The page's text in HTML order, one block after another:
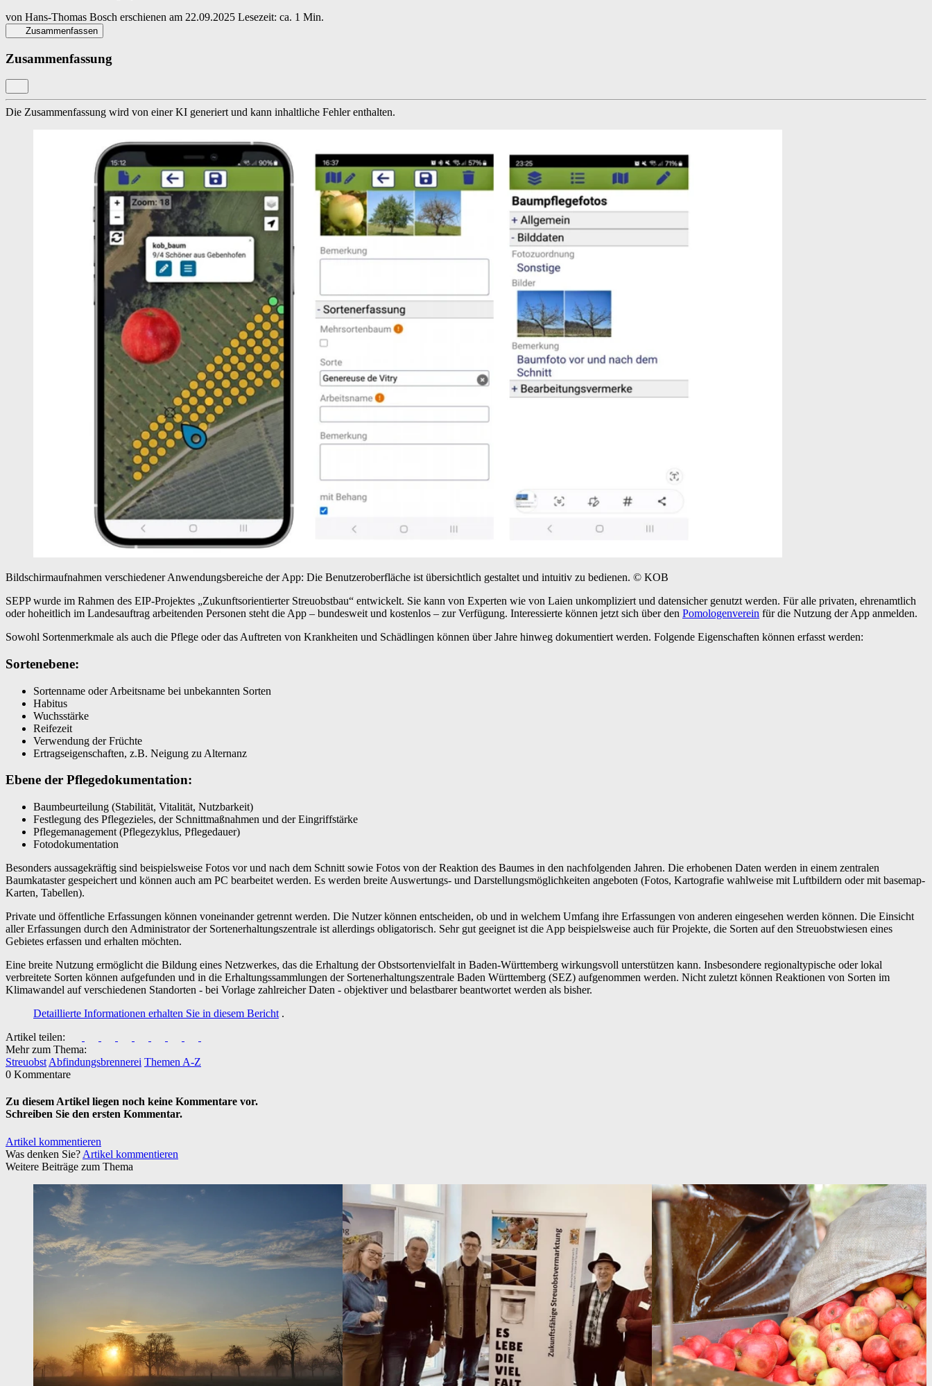
von Hans-Thomas Bosch erschienen am 22.09.2025 Lesezeit: ca. 1 Min.
Zusammenfassen
Zusammenfassung
Die Zusammenfassung wird von einer KI generiert und kann inhaltliche Fehler enthalten.
Bildschirmaufnahmen verschiedener Anwendungsbereiche der App: Die Benutzeroberfläche ist übersichtlich gestaltet und intuitiv zu bedienen. © KOB
SEPP wurde im Rahmen des EIP-Projektes „Zukunftsorientierter Streuobstbau“ entwickelt. Sie kann von Experten wie von Laien unkompliziert und datensicher genutzt werden. Für alle privaten, ehrenamtlich
oder hoheitlich im Landesauftrag arbeitenden Personen steht die App – bundesweit und kostenlos – zur Verfügung. Interessierte können jetzt sich über den Pomologenverein für die Nutzung der App anmelden.
Sowohl Sortenmerkmale als auch die Pflege oder das Auftreten von Krankheiten und Schädlingen können über Jahre hinweg dokumentiert werden. Folgende Eigenschaften können erfasst werden:
Sortenebene:
Sortenname oder Arbeitsname bei unbekannten Sorten
Habitus
Wuchsstärke
Reifezeit
Verwendung der Früchte
Ertragseigenschaften, z.B. Neigung zu Alternanz
Ebene der Pflegedokumentation:
Baumbeurteilung (Stabilität, Vitalität, Nutzbarkeit)
Festlegung des Pflegezieles, der Schnittmaßnahmen und der Eingriffstärke
Pflegemanagement (Pflegezyklus, Pflegedauer)
Fotodokumentation
Besonders aussagekräftig sind beispielsweise Fotos vor und nach dem Schnitt sowie Fotos von der Reaktion des Baumes in den nachfolgenden Jahren. Die erhobenen Daten werden in einem zentralen
Baumkataster gespeichert und können auch am PC bearbeitet werden. Es werden breite Auswertungs- und Darstellungsmöglichkeiten angeboten (Fotos, Kartografie wahlweise mit Luftbildern oder mit basemap-
Karten, Tabellen).
Private und öffentliche Erfassungen können voneinander getrennt werden. Die Nutzer können entscheiden, ob und in welchem Umfang ihre Erfassungen von anderen eingesehen werden können. Die Einsicht
aller Erfassungen durch den Administrator der Sortenerhaltungszentrale ist allerdings obligatorisch. Sehr gut geeignet ist die App beispielsweise auch für Projekte, die Sorten auf den Streuobstwiesen eines
Gebietes erfassen und erhalten möchten.
Eine breite Nutzung ermöglicht die Bildung eines Netzwerkes, das die Erhaltung der Obstsortenvielfalt in Baden-Württemberg wirkungsvoll unterstützen kann. Insbesondere regionaltypische oder lokal
verbreitete Sorten können aufgefunden und in die Erhaltungssammlungen der Sortenerhaltungszentrale Baden Württemberg (SEZ) aufgenommen werden. Nicht zuletzt können Reaktionen von Sorten im
Klimawandel auf verschiedenen Standorten - bei Vorlage zahlreicher Daten - objektiver und belastbarer beantwortet werden als bisher.
Detaillierte Informationen erhalten Sie in diesem Bericht .
Artikel teilen:
Mehr zum Thema:
Streuobst Abfindungsbrennerei Themen A-Z
0 Kommentare
Zu diesem Artikel liegen noch keine Kommentare vor.
Schreiben Sie den ersten Kommentar.
Artikel kommentieren
Was denken Sie? Artikel kommentieren
Weitere Beiträge zum Thema